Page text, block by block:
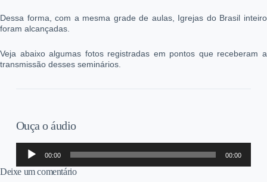
Dessa forma, com a mesma grade de aulas, Igrejas do Brasil inteiro
foram alcançadas.
Veja abaixo algumas fotos registradas em pontos que receberam a
transmissão desses seminários.
Ouça o áudio
Tocador
áudio
00:00 00:00
Deixe um comentário